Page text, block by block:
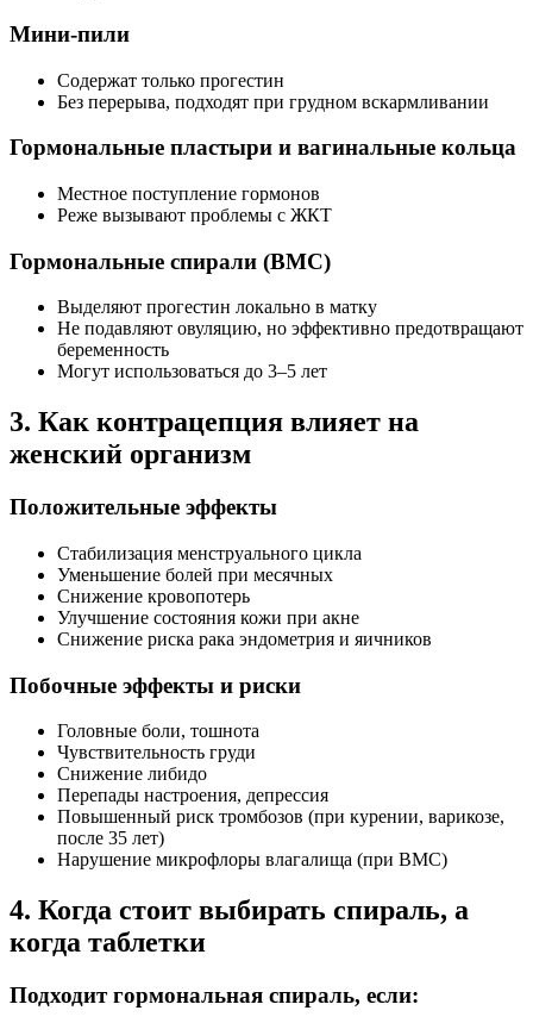
Мини-пили
Содержат только прогестин
Без перерыва, подходят при грудном вскармливании
Гормональные пластыри и вагинальные кольца
Местное поступление гормонов
Реже вызывают проблемы с ЖКТ
Гормональные спирали (ВМС)
Выделяют прогестин локально в матку
Не подавляют овуляцию, но эффективно предотвращают
беременность
Могут использоваться до 3–5 лет
3. Как контрацепция влияет на
женский организм
Положительные эффекты
Стабилизация менструального цикла
Уменьшение болей при месячных
Снижение кровопотерь
Улучшение состояния кожи при акне
Снижение риска рака эндометрия и яичников
Побочные эффекты и риски
Головные боли, тошнота
Чувствительность груди
Снижение либидо
Перепады настроения, депрессия
Повышенный риск тромбозов (при курении, варикозе,
после 35 лет)
Нарушение микрофлоры влагалища (при ВМС)
4. Когда стоит выбирать спираль, а
когда таблетки
Подходит гормональная спираль, если: